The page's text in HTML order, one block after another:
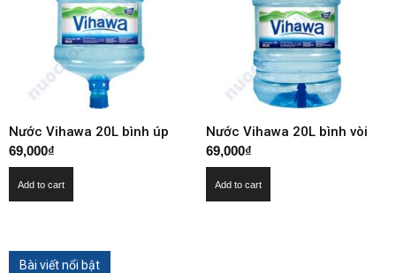
Nước Vihawa 20L bình úp
69,000₫
Add to cart
Nước Vihawa 20L bình vòi
69,000₫
Add to cart
Bài viết nổi bật